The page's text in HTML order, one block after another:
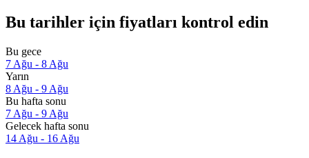
Bu tarihler için fiyatları kontrol edin
Bu gece
7 Ağu - 8 Ağu
Yarın
8 Ağu - 9 Ağu
Bu hafta sonu
7 Ağu - 9 Ağu
Gelecek hafta sonu
14 Ağu - 16 Ağu